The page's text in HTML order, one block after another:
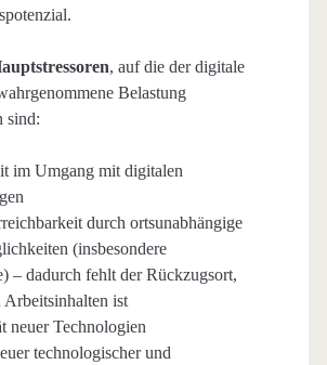
, auf die der digitale
Belastung
sind:
im Umgang mit digitalen
durch ortsunabhängige
(insbesondere
– dadurch fehlt der Rückzugsort,
ist
neuer Technologien
technologischer und